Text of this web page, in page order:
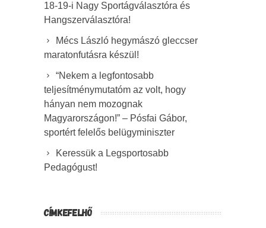
18-19-i Nagy Sportágválasztóra és
Hangszerválasztóra!
Mécs László hegymászó gleccser
maratonfutásra készül!
“Nekem a legfontosabb
teljesítménymutatóm az volt, hogy
hányan nem mozognak
Magyarországon!” – Pósfai Gábor,
sportért felelős belügyminiszter
Keressük a Legsportosabb
Pedagógust!
CÍMKEFELHŐ